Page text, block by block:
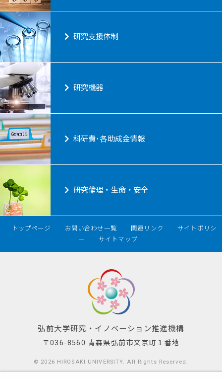
研究支援体制
研究機器
科研費･各助成金情報
研究倫理・生命・安全
トップページ お問い合わせ一覧 関連リンク
サイトポリシ
ー
サイトマップ
弘前大学研究・イノベーション推進機構
〒036-8560 青森県弘前市文京町１番地
© 2026 HIROSAKI UNIVERSITY . All Rights Reserved.